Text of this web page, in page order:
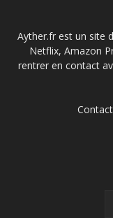
Ayther.fr est un site
Netflix, Amazon
rentrer en contact